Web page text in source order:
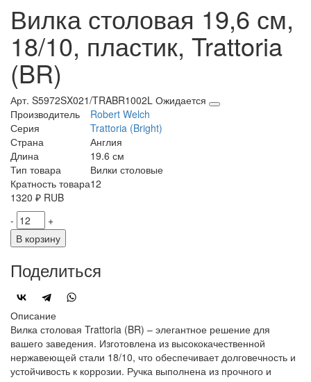
Вилка столовая 19,6 см,
18/10, пластик, Trattoria
(BR)
Арт. S5972SX021/TRABR1002L Ожидается
Производитель
Robert Welch
Серия
Trattoria (Bright)
Страна
Англия
Длина
19.6 см
Тип товара
Вилки столовые
Кратность товара12
1320 ₽ RUB
-
+
В корзину
Поделиться
Описание
Вилка столовая Trattoria (BR) – элегантное решение для
вашего заведения. Изготовлена из высококачественной
нержавеющей стали 18/10, что обеспечивает долговечность и
устойчивость к коррозии. Ручка выполнена из прочного и